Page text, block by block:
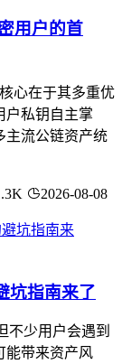
用户的首
心在于其多重优
户私钥自主掌
主流公链资产统
2026-08-08
坑指南来了
不少用户会遇到
能带来资产风